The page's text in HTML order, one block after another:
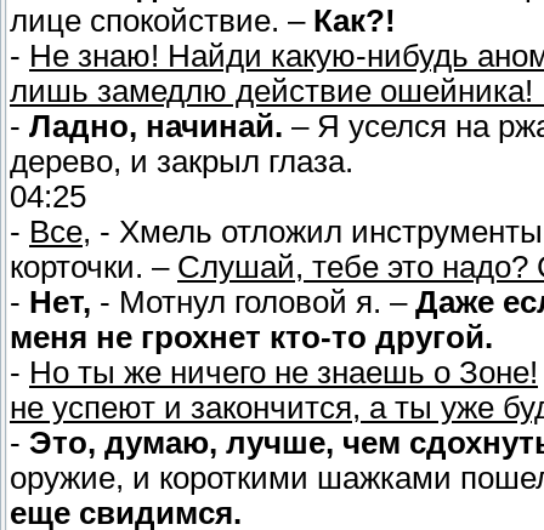
лице спокойствие. – Как?!
- Не знаю! Найди какую-нибудь
лишь замедлю действие ошейника!
- Ладно, начинай. – Я уселся на
дерево, и закрыл глаза.
04:25
- Все, - Хмель отложил
корточки. – Слушай, тебе это надо?
- Нет, - Мотнул головой я. – Даже
меня не грохнет кто-то другой.
- Но ты же ничего не знаешь о Зоне!
не успеют и закончится, а ты уже
- Это, думаю, лучше, чем
оружие, и короткими шажками
еще свидимся.